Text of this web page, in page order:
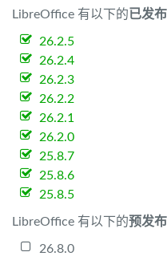
LibreOffice 有以下的已发
26.2.5
26.2.4
26.2.3
26.2.2
26.2.1
26.2.0
25.8.7
25.8.6
25.8.5
LibreOffice 有以下的预发
26.8.0